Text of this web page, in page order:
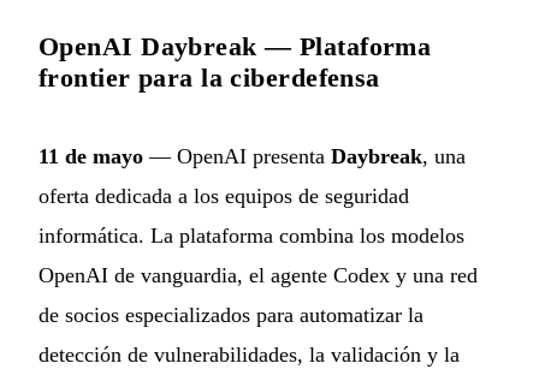
OpenAI Daybreak — Plataforma
frontier para la ciberdefensa
11 de mayo — OpenAI presenta Daybreak, una
oferta dedicada a los equipos de seguridad
informática. La plataforma combina los modelos
OpenAI de vanguardia, el agente Codex y una red
de socios especializados para automatizar la
detección de vulnerabilidades, la validación y la